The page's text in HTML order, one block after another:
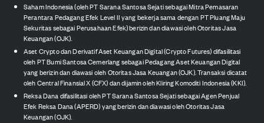
Saham Indonesia (oleh PT Sarana Santosa Sejati sebagai Mitra Pemasaran
Perantara Pedagang Efek Level II yang bekerja sama dengan PT Pluang Maju
Sekuritas sebagai Perusahaan Efek) berizin dan diawasi oleh Otoritas Jasa
Keuangan (OJK).
Aset Crypto dan Derivatif Aset Keuangan Digital (Crypto Futures) difasilitasi
oleh PT Bumi Santosa Cemerlang sebagai Pedagang Aset Keuangan Digital
yang berizin dan diawasi oleh Otoritas Jasa Keuangan (OJK). Transaksi dicatat
oleh Central Finansial X (CFX) dan dijamin oleh Kliring Komoditi Indonesia (KKI).
Reksa Dana difasilitasi oleh PT Sarana Santosa Sejati sebagai Agen Penjual
Efek Reksa Dana (APERD) yang berizin dan diawasi oleh Otoritas Jasa
Keuangan (OJK).